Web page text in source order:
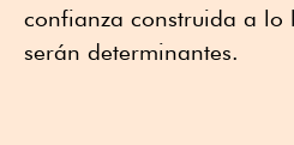
confianza construida a lo
serán determinantes.